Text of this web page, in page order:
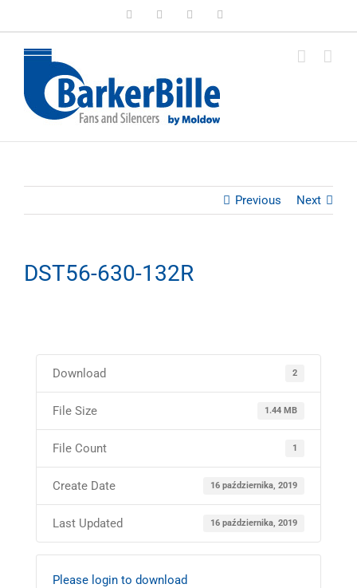
LinkedInFacebookInstagram
Previous Next
DST56-630-132R
Download 2
File Size 1.44 MB
File Count 1
Create Date 16 października, 2019
Last Updated 16 października, 2019
Please login to download